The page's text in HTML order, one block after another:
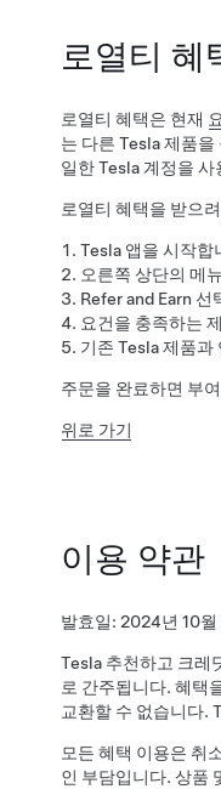
로열티 혜
로열티 혜택은 현재
는 다른 Tesla 제품
일한 Tesla 계정을
로열티 혜택을 받으
Tesla 앱을 시작합
오른쪽 상단의 메
Refer and Earn 선
요건을 충족하는
기존 Tesla 제품과
주문을 완료하면 부
위로 가기
이용 약관
발효일: 2024년 10
Tesla 추천하고 크레
로 간주됩니다. 혜택
교환할 수 없습니다.
모든 혜택 이용은 취
인 부담입니다. 상품